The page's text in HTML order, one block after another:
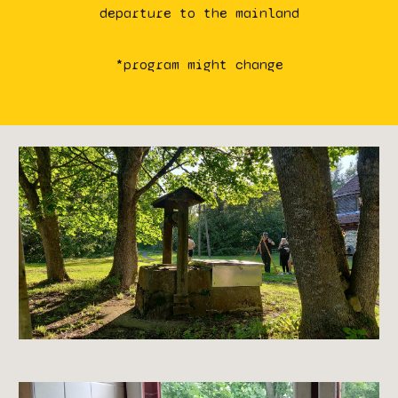
departure to the mainland
*program might change